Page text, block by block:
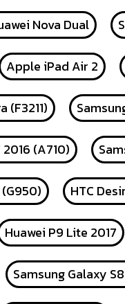
Nova Dual
Apple iPad Air 2
(F3211)
(A710)
HTC
Huawei P9 Lite 2017
Samsung Galaxy